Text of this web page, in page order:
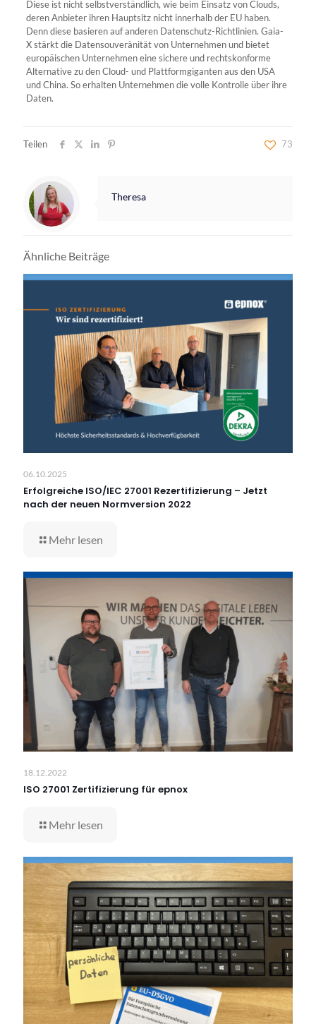
Diese ist nicht selbstverständlich, wie beim Einsatz von Clouds,
deren Anbieter ihren Hauptsitz nicht innerhalb der EU haben.
Denn diese basieren auf anderen Datenschutz-Richtlinien. Gaia-
X stärkt die Datensouveränität von Unternehmen und bietet
europäischen Unternehmen eine sichere und rechtskonforme
Alternative zu den Cloud- und Plattformgiganten aus den USA
und China. So erhalten Unternehmen die volle Kontrolle über ihre
Daten.
Teilen 73
Theresa
Ähnliche Beiträge
06.10.2025
Erfolgreiche ISO/IEC 27001 Rezertifizierung – Jetzt
nach der neuen Normversion 2022
Mehr lesen
18.12.2022
ISO 27001 Zertifizierung für epnox
Mehr lesen